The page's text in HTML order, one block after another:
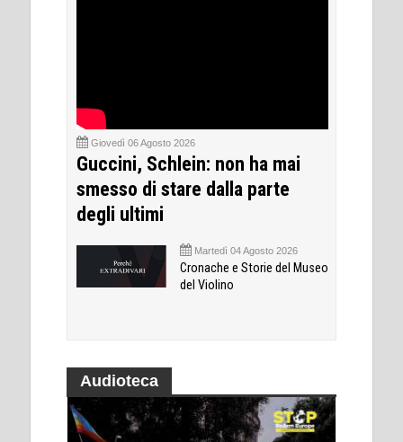
Giovedì 06 Agosto 2026
Guccini, Schlein: non ha mai
smesso di stare dalla parte
degli ultimi
Martedì 04 Agosto 2026
Cronache e Storie del Museo
del Violino
Audioteca